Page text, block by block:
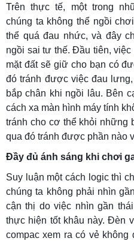
Trên thực tế, một trong
chúng ta không thể ngồi
thể quá đau nhức, và đây
ngồi sai tư thế. Đầu tiên,
mặt đất sẽ giữ cho bạn có
đó tránh được việc đau
bắp chân khi ngồi lâu. Bên
cách xa màn hình máy tính
tránh cho cơ thể khỏi những
qua đó tránh được phần nào
Đầy đủ ánh sáng khi chơi
Suy luận một cách logic thì
chúng ta không phải nhìn
cận thị do việc nhìn gần
thực hiện tốt khâu này. Đèn
compac xem ra có vẻ